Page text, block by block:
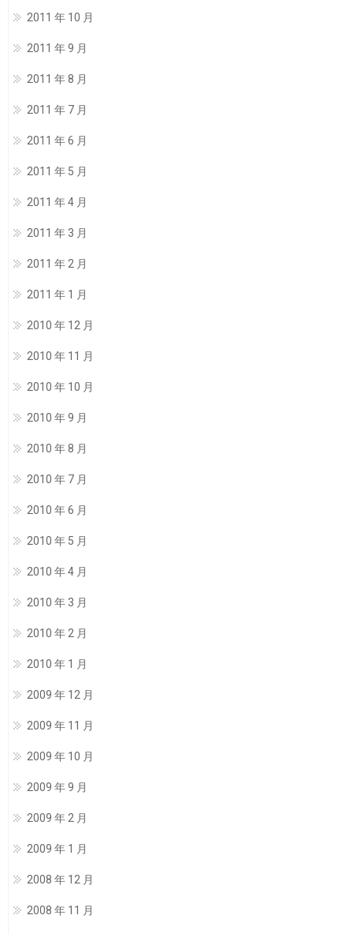
2011 年 10 月
2011 年 9 月
2011 年 8 月
2011 年 7 月
2011 年 6 月
2011 年 5 月
2011 年 4 月
2011 年 3 月
2011 年 2 月
2011 年 1 月
2010 年 12 月
2010 年 11 月
2010 年 10 月
2010 年 9 月
2010 年 8 月
2010 年 7 月
2010 年 6 月
2010 年 5 月
2010 年 4 月
2010 年 3 月
2010 年 2 月
2010 年 1 月
2009 年 12 月
2009 年 11 月
2009 年 10 月
2009 年 9 月
2009 年 2 月
2009 年 1 月
2008 年 12 月
2008 年 11 月